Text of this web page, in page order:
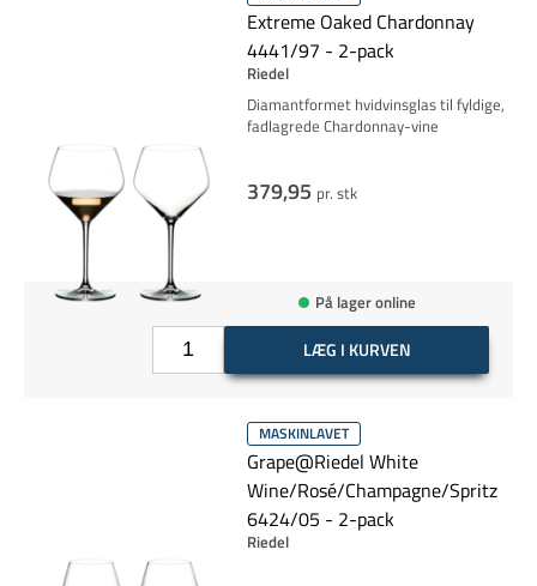
Extreme Oaked Chardonnay
4441/97 - 2-pack
Riedel
Diamantformet hvidvinsglas til fyldige,
fadlagrede Chardonnay-vine
379,95 pr. stk
På lager online
LÆG I KURVEN
MASKINLAVET
Grape@Riedel White
Wine/Rosé/Champagne/Spritz
6424/05 - 2-pack
Riedel